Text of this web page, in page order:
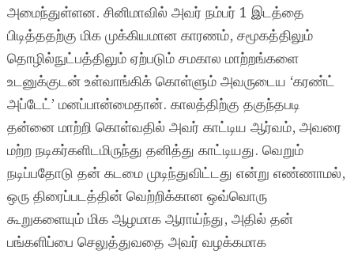
அமைந்துள்ளன. சினிமாவில் அவர் நம்பர் 1 இடத்தை
பிடித்ததற்கு மிக முக்கியமான காரணம், சமூகத்திலும்
தொழில்நுட்பத்திலும் ஏற்படும் சமகால மாற்றங்களை
உடனுக்குடன் உள்வாங்கிக் கொள்ளும் அவருடைய ‘கரண்ட்
அப்டேட்’ மனப்பான்மைதான். காலத்திற்கு தகுந்தபடி
தன்னை மாற்றி கொள்வதில் அவர் காட்டிய ஆர்வம், அவரை
மற்ற நடிகர்களிடமிருந்து தனித்து காட்டியது. வெறும்
நடிப்பதோடு தன் கடமை முடிந்துவிட்டது என்று எண்ணாமல்,
ஒரு திரைப்படத்தின் வெற்றிக்கான ஒவ்வொரு
கூறுகளையும் மிக ஆழமாக ஆராய்ந்து, அதில் தன்
பங்களிப்பை செலுத்துவதை அவர் வழக்கமாக